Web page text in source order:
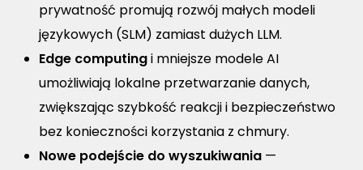
prywatność promują rozwój małych modeli
językowych (SLM) zamiast dużych LLM.
Edge computingi mniejsze modele AI
umożliwiają lokalne przetwarzanie danych,
zwiększając szybkość reakcji i bezpieczeństwo
bez konieczności korzystania z chmury.
Nowe podejście do wyszukiwania —